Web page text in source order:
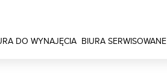
DO WYNAJĘCIA BIURA SERWISOWANE